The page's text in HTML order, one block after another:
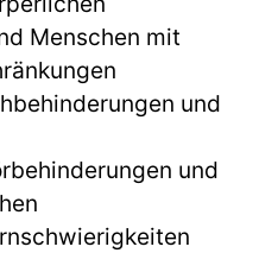
Menschen mit
und
und